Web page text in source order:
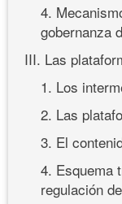
4.
gobernanza
III. Las
1. Los
2. Las
3. El
4. Esquema
regulación